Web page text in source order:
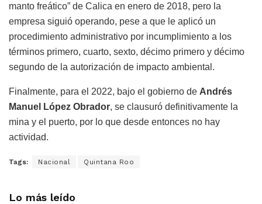
manto freático” de Calica en enero de 2018, pero la
empresa siguió operando, pese a que le aplicó un
procedimiento administrativo por incumplimiento a los
términos primero, cuarto, sexto, décimo primero y décimo
segundo de la autorización de impacto ambiental.
Finalmente, para el 2022, bajo el gobierno de Andrés
Manuel López Obrador, se clausuró definitivamente la
mina y el puerto, por lo que desde entonces no hay
actividad.
Tags: Nacional Quintana Roo
Lo más leído